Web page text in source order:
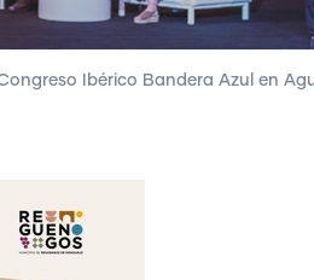
Ibérico Bandera Azul en